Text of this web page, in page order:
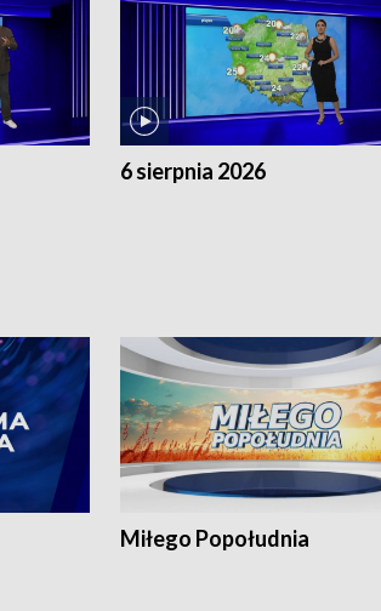
6 sierpnia 2026
Miłego Popołudnia